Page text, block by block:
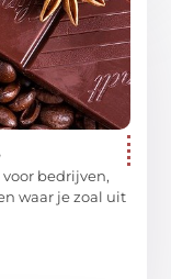
bedrijven,
waar je zoal uit